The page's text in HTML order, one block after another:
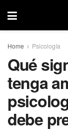
Home Psicología
Qué
tenga
debe